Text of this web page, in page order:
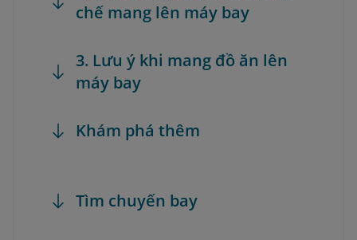
chế mang lên máy bay
3. Lưu ý khi mang đồ ăn lên
máy bay
Khám phá thêm
Tìm chuyến bay